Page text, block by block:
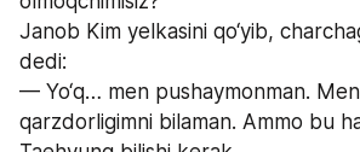
Janob Kim yelkasini qo‘yib,
dedi:
— Yo‘q… men pushaymonman.
qarzdorligimni bilaman. Ammo bu